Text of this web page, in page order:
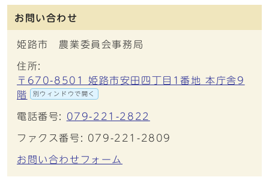
お問い合わせ
姫路市 農業委員会事務局
住所:
〒670-8501 姫路市安田四丁目1番地 本庁舎9
階
別ウィンドウで開く
電話番号: 079-221-2822
ファクス番号: 079-221-2809
お問い合わせフォーム